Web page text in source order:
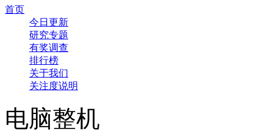
首页
今日更新
研究专题
有奖调查
排行榜
关于我们
关注度说明
电脑整机